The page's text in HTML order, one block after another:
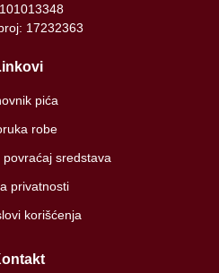
17232363
pića
robe
povraćaj sredstava
privatnosti
korišćenja